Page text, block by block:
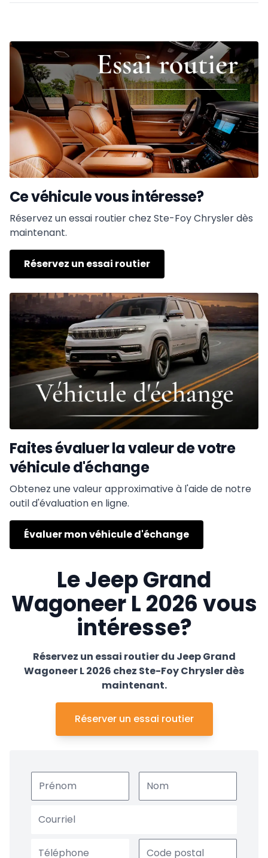
Ce véhicule vous intéresse?
Réservez un essai routier chez Ste-Foy Chrysler dès
maintenant.
Réservez un essai routier
Faites évaluer la valeur de votre
véhicule d'échange
Obtenez une valeur approximative à l'aide de notre
outil d'évaluation en ligne.
Évaluer mon véhicule d'échange
Le Jeep Grand
Wagoneer L 2026 vous
intéresse?
Réservez un essai routier du Jeep Grand
Wagoneer L 2026 chez Ste-Foy Chrysler dès
maintenant.
Réserver un essai routier